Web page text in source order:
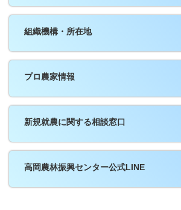
組織機構・所在地
プロ農家情報
新規就農に関する相談窓口
高岡農林振興センター公式LINE